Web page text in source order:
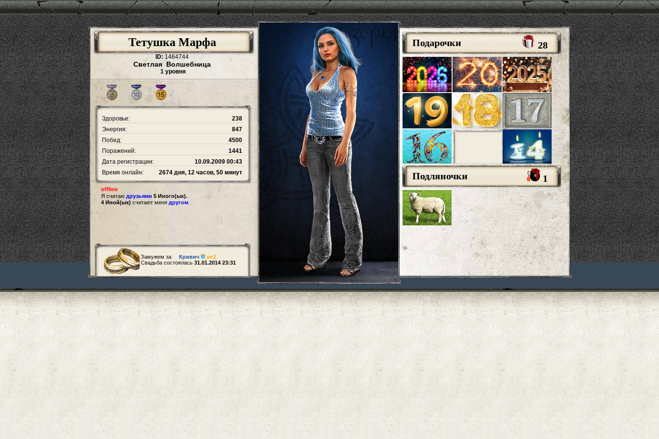
Тетушка Марфа
ID: 1464744
Светлая Волшебница
1 уровня
Здоровье:
238
Энергия:
847
Побед:
4500
Поражений:
1441
Дата регистрации:
10.09.2009 00:43
Время онлайн:
2674 дня, 12 часов, 50 минут
offline
Я считаю друзьями 5 Иного(ых).
4 Иной(ых) считают меня другом
Замужем за: Кривич ,мг2
Свадьба состоялась 31.01.2014 23:31
Подарочки 28
Подляночки 1